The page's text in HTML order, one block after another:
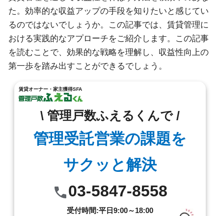
た。効率的な収益アップの手段を知りたいと感じてい
るのではないでしょうか。この記事では、賃貸管理に
おける実践的なアプローチをご紹介します。この記事
を読むことで、効果的な戦略を理解し、収益性向上の
第一歩を踏み出すことができるでしょう。
賃貸オーナー・家主獲得SFA
\ 管理戸数ふえるくんで /
管理受託営業の課題を
サクッと解決
03-5847-8558
受付時間:平日9:00～18:00